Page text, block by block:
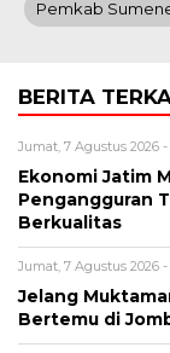
Pemkab
BERITA
Jumat, 7 Agustus 2026
Ekonomi Jatim
Pengangguran
Berkualitas
Jumat, 7 Agustus 2026 -
Jelang
Bertemu di